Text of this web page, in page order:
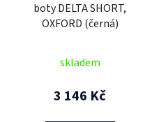
boty DELTA SHORT,
OXFORD (černá)
skladem
3 146 Kč